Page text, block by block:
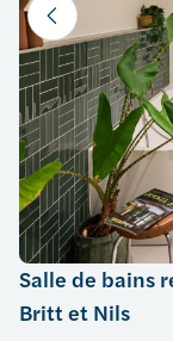
Salle de bains
Britt et Nils